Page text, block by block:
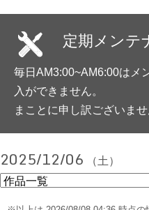
定期メンテ
毎日AM3:00~AM6:00はメ
入ができません。
まことに申し訳ございま
2025/12/06 （土）